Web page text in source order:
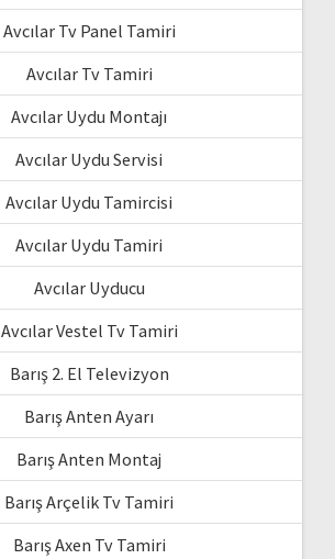
Avcılar Tv Panel Tamiri
Avcılar Tv Tamiri
Avcılar Uydu Montajı
Avcılar Uydu Servisi
Avcılar Uydu Tamircisi
Avcılar Uydu Tamiri
Avcılar Uyducu
Avcılar Vestel Tv Tamiri
Barış 2. El Televizyon
Barış Anten Ayarı
Barış Anten Montaj
Barış Arçelik Tv Tamiri
Barış Axen Tv Tamiri